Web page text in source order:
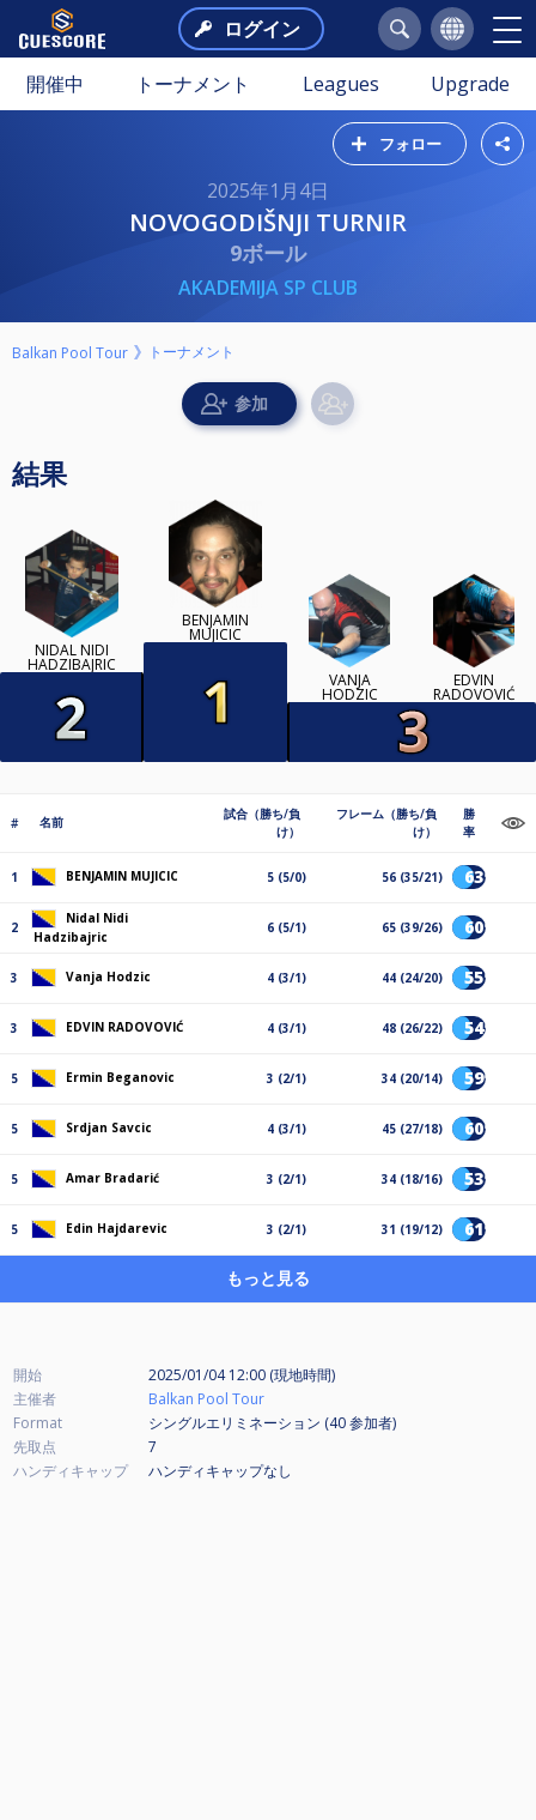
ログイン
開催中 トーナメント Leagues Upgrade
フォロー
2025年1月4日
NOVOGODIŠNJI TURNIR
9ボール
AKADEMIJA SP CLUB
Balkan Pool Tour トーナメント
結果
NIDAL NIDI
HADZIBAJRIC
BENJAMIN
MUJICIC
VANJA
HODZIC
EDVIN
RADOVOVIĆ
# 名前
試合（勝ち/負
け）
フレーム（勝ち/負
け）
勝
率
1 BENJAMIN MUJICIC 5 (5/0) 56 (35/21) 63%
2
Nidal Nidi
Hadzibajric
6 (5/1) 65 (39/26) 60%
3 Vanja Hodzic 4 (3/1) 44 (24/20) 55%
3 EDVIN RADOVOVIĆ 4 (3/1) 48 (26/22) 54%
5 Ermin Beganovic 3 (2/1) 34 (20/14) 59%
5 Srdjan Savcic 4 (3/1) 45 (27/18) 60%
5 Amar Bradarić 3 (2/1) 34 (18/16) 53%
5 Edin Hajdarevic 3 (2/1) 31 (19/12) 61%
もっと見る
開始
2025/01/04 12:00 (現地時間)
主催者
Balkan Pool Tour
Format
シングルエリミネーション (40参加者)
先取点
7
ハンディキャップ
ハンディキャップなし